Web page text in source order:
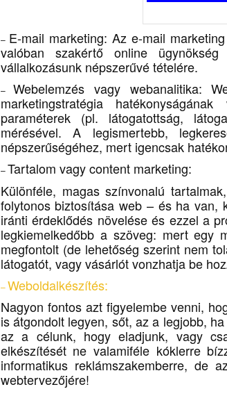
– E-mail marketing: Az e-mail
valóban szakértő online
vállalkozásunk népszerűvé tételére.
–Webelemzés vagy webanalitika:
marketingstratégia
paraméterek (pl. látogatottság,
mérésével. A legismertebb,
népszerűségéhez, mert igencsak
–Tartalom vagy content marketing:
Különféle, magas színvonalú
folytonos biztosítása web – és ha van,
iránti érdeklődés növelése és ezzel a
legkiemelkedőbb a szöveg: mert egy
megfontolt (de lehetőség szerint nem
látogatót, vagy vásárlót vonzhatja be
–Weboldalkészítés:
Nagyon fontos azt figyelembe venni,
is átgondolt legyen, sőt, az a legjobb,
az a célunk, hogy eladjunk, vagy
elkészítését ne valamiféle kóklerre
informatikus reklámszakemberre, de
webtervezőjére!